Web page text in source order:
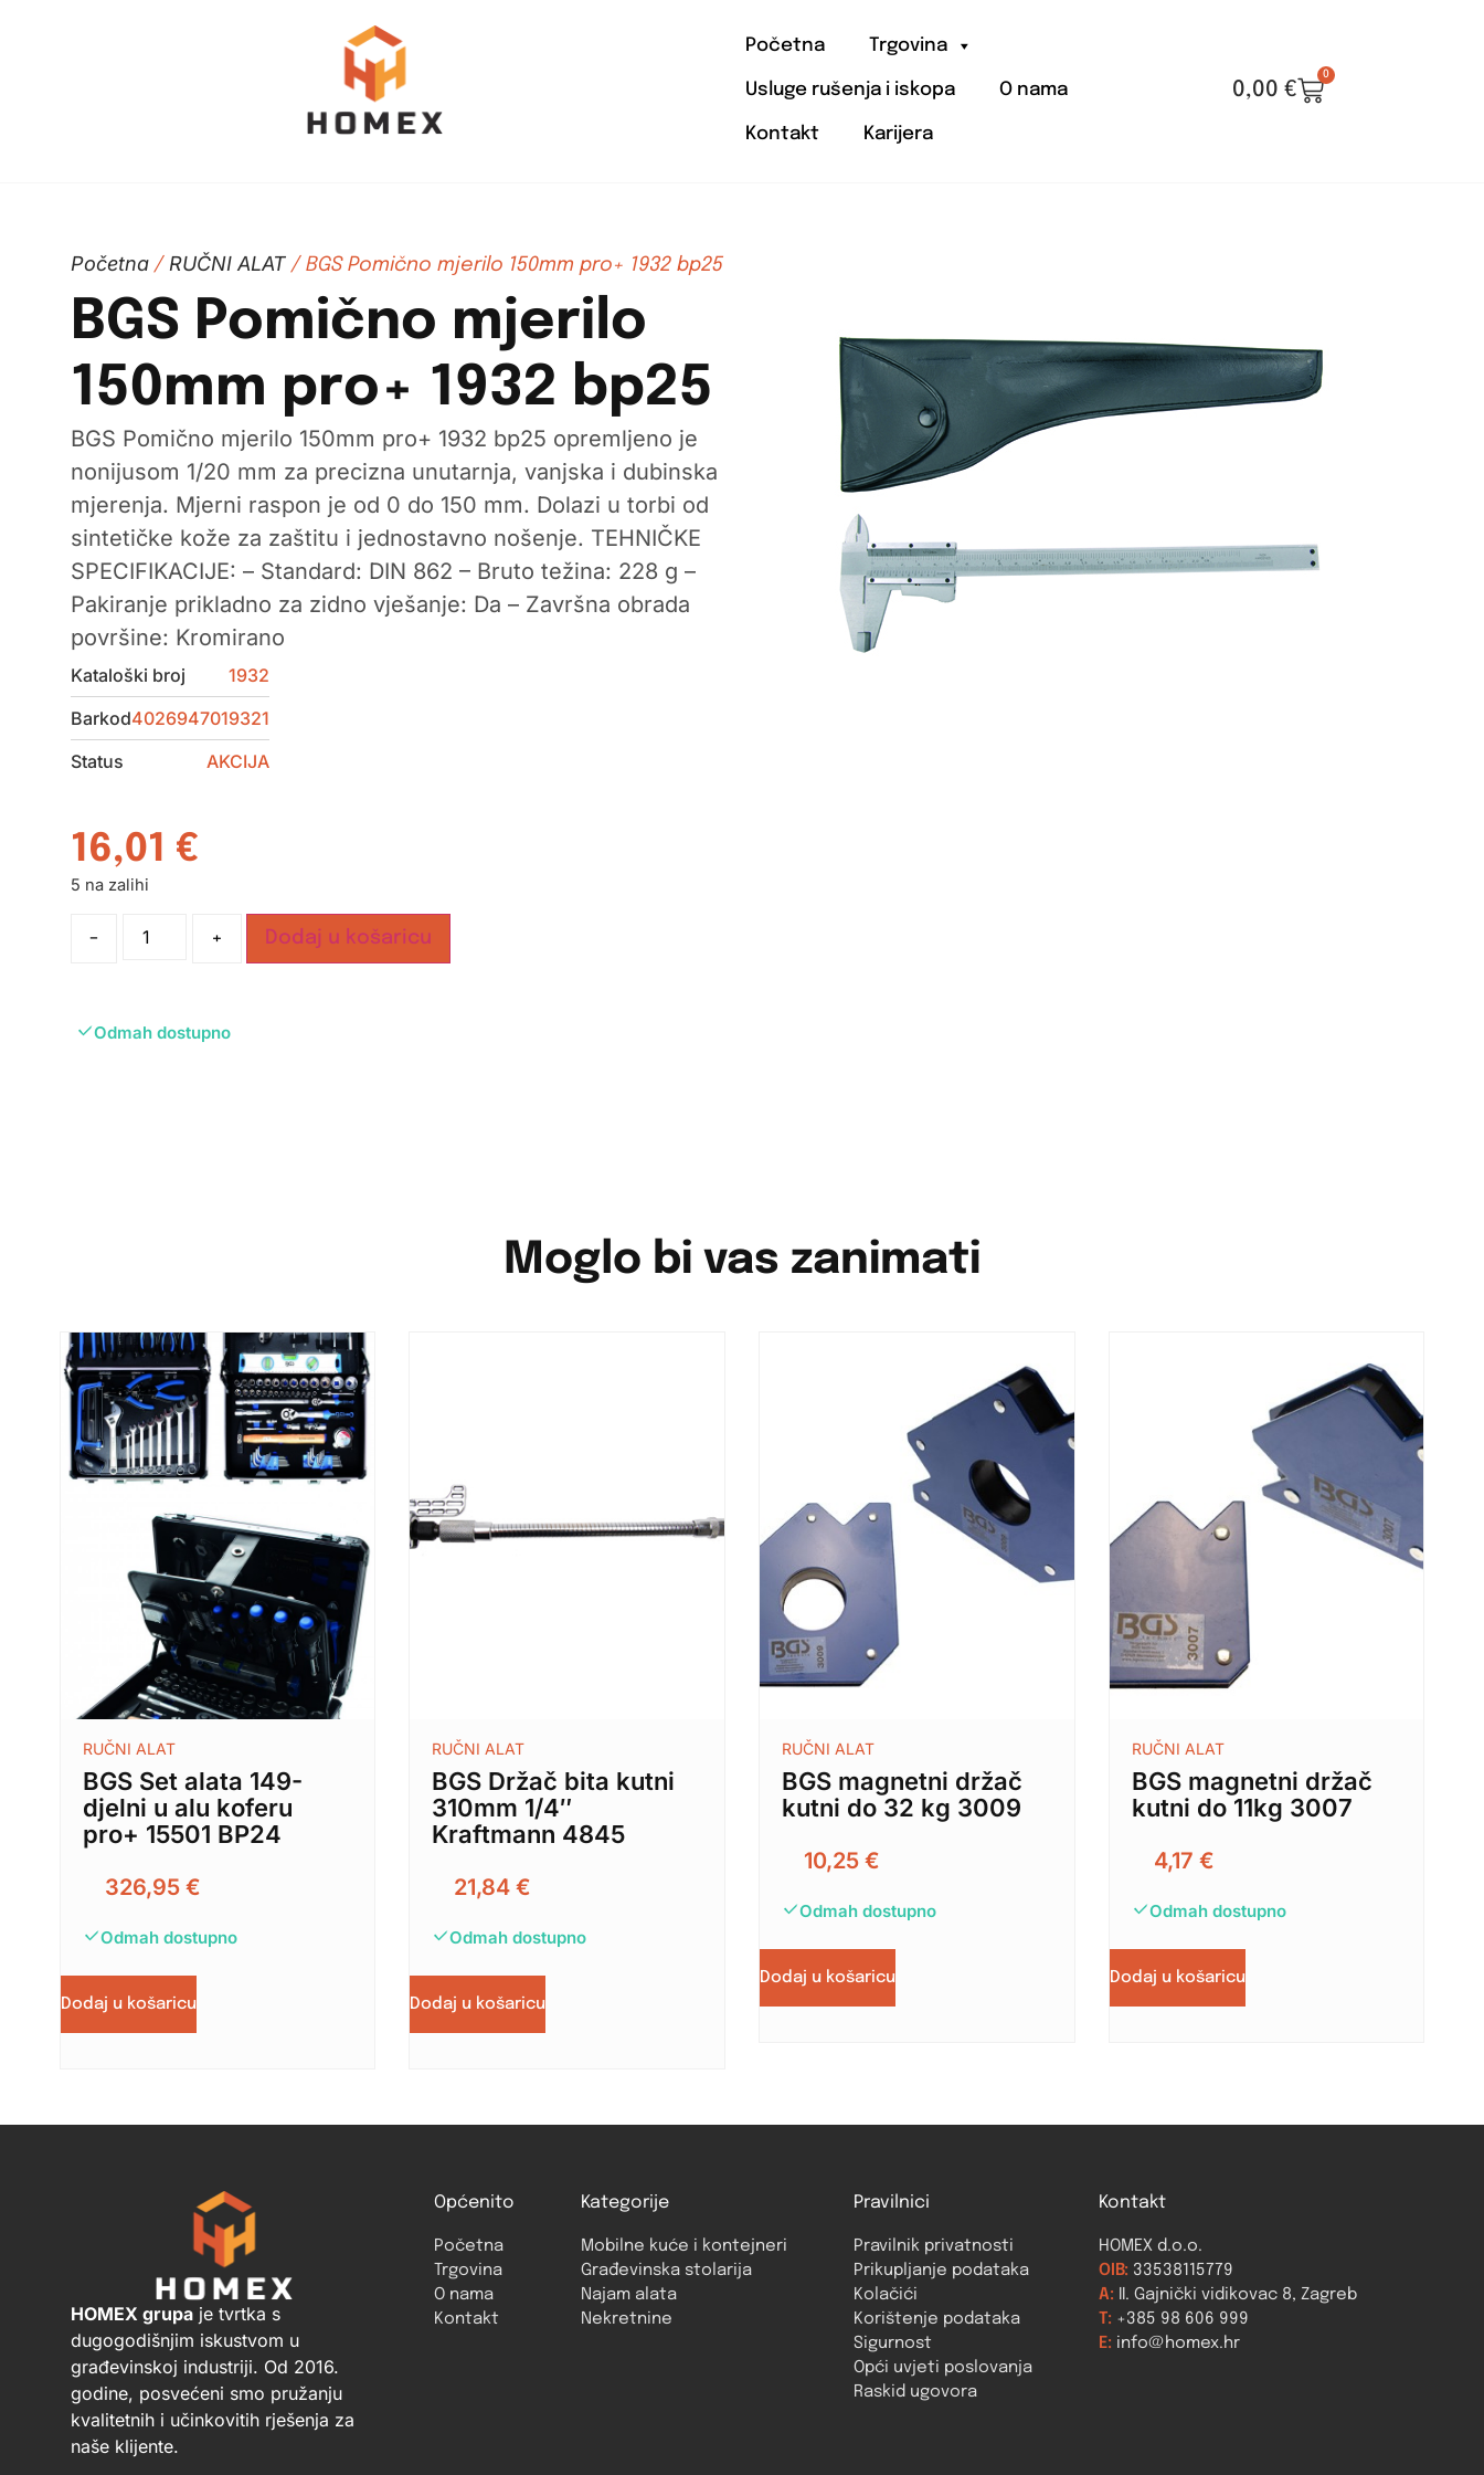
Početna Trgovina
Usluge rušenja i iskopa O nama
Kontakt Karijera
0,00 €
0
Početna/ RUČNI ALAT/ BGS Pomično mjerilo 150mm pro+ 1932 bp25
BGS Pomično mjerilo
150mm pro+ 1932 bp25
BGS Pomično mjerilo 150mm pro+ 1932 bp25 opremljeno je
nonijusom 1/20 mm za precizna unutarnja, vanjska i dubinska
mjerenja. Mjerni raspon je od 0 do 150 mm. Dolazi u torbi od
sintetičke kože za zaštitu i jednostavno nošenje. TEHNIČKE
SPECIFIKACIJE: – Standard: DIN 862 – Bruto težina: 228 g –
Pakiranje prikladno za zidno vješanje: Da – Završna obrada
površine: Kromirano
Kataloški broj
1932
Barkod4026947019321
Status
AKCIJA
16,01 €
5 na zalihi
- + Dodaj u košaricu
Odmah dostupno
Moglo bi vas zanimati
RUČNI ALAT
BGS Set alata 149-
djelni u alu koferu
pro+ 15501 BP24
326,95 €
Odmah dostupno
Dodaj u košaricu
RUČNI ALAT
BGS Držač bita kutni
310mm 1/4″
Kraftmann 4845
21,84€
Odmah dostupno
Dodaj u košaricu
RUČNI ALAT
BGS magnetni držač
kutni do 32 kg 3009
10,25 €
Odmah dostupno
Dodaj u košaricu
RUČNI ALAT
BGS magnetni držač
kutni do 11kg 3007
4,17 €
Odmah dostupno
Dodaj u košaricu
HOMEX grupaje tvrtka s
dugogodišnjim iskustvom u
građevinskoj industriji. Od 2016.
godine, posvećeni smo pružanju
kvalitetnih i učinkovitih rješenja za
naše klijente.
Općenito
Početna
Trgovina
O nama
Kontakt
Kategorije
Mobilne kuće i kontejneri
Građevinska stolarija
Najam alata
Nekretnine
Pravilnici
Pravilnik privatnosti
Prikupljanje podataka
Kolačići
Korištenje podataka
Sigurnost
Opći uvjeti poslovanja
Raskid ugovora
Kontakt
HOMEX d.o.o.
OIB: 33538115779
A: II. Gajnički vidikovac 8, Zagreb
T: +385 98 606 999
E: info@homex.hr